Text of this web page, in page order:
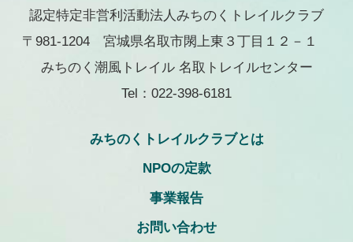
認定特定非営利活動法人みちのくトレイルクラブ
〒981-1204 宮城県名取市閖上東３丁目１２－１
みちのく潮風トレイル 名取トレイルセンター
Tel：022-398-6181
みちのくトレイルクラブとは
NPOの定款
事業報告
お問い合わせ